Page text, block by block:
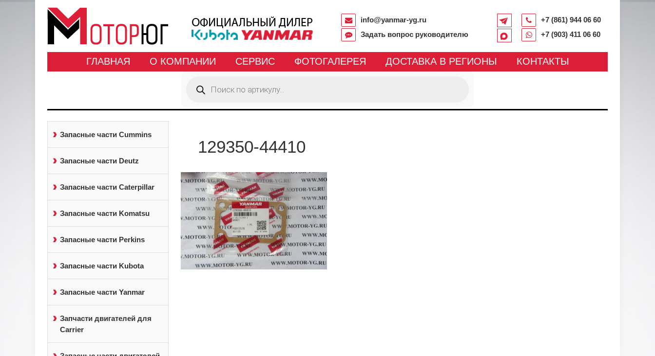
+7 (861) 944 06 60
+7 (903) 411 06 60
info@yanmar-yg.ru
Задать вопрос руководителю
ГЛАВНАЯ О КОМПАНИИ СЕРВИС ФОТОГАЛЕРЕЯ ДОСТАВКА В РЕГИОНЫ КОНТАКТЫ
товаров
Запасные части Cummins
Запасные части Deutz
Запасные части Caterpillar
Запасные части Komatsu
Запасные части Perkins
Запасные части Kubota
Запасные части Yanmar
Запчасти двигателей для
Carrier
129350-44410